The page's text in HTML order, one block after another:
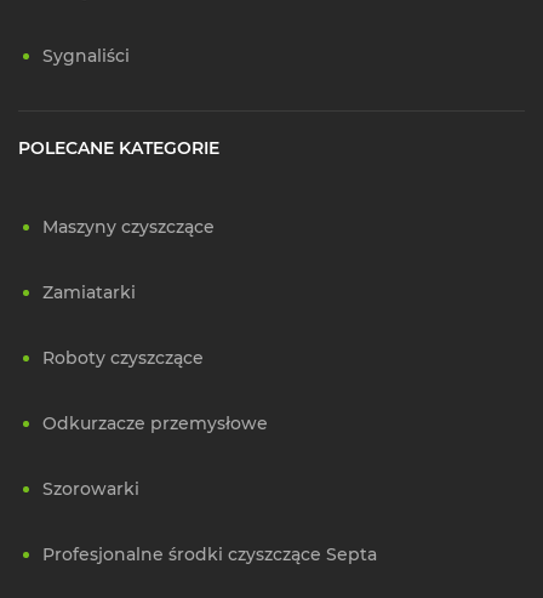
Sygnaliści
POLECANE KATEGORIE
Maszyny czyszczące
Zamiatarki
Roboty czyszczące
Odkurzacze przemysłowe
Szorowarki
Profesjonalne środki czyszczące Septa